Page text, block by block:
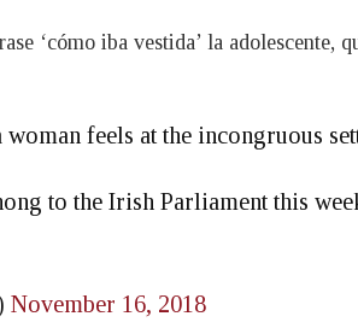
‘cómo iba vestida’ la adolescente,
feels at the incongruous
to the Irish Parliament this
November 16, 2018